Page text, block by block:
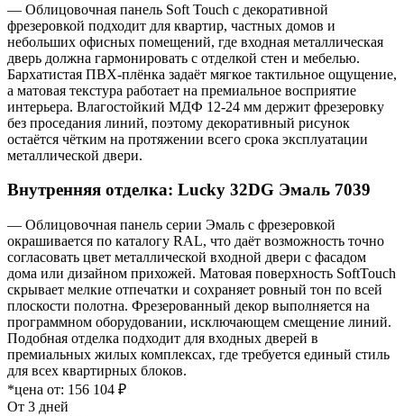
— Облицовочная панель Soft Touch с декоративной
фрезеровкой подходит для квартир, частных домов и
небольших офисных помещений, где входная металлическая
дверь должна гармонировать с отделкой стен и мебелью.
Бархатистая ПВХ-плёнка задаёт мягкое тактильное ощущение,
а матовая текстура работает на премиальное восприятие
интерьера. Влагостойкий МДФ 12-24 мм держит фрезеровку
без проседания линий, поэтому декоративный рисунок
остаётся чётким на протяжении всего срока эксплуатации
металлической двери.
Внутренняя отделка: Lucky 32DG Эмаль 7039
— Облицовочная панель серии Эмаль с фрезеровкой
окрашивается по каталогу RAL, что даёт возможность точно
согласовать цвет металлической входной двери с фасадом
дома или дизайном прихожей. Матовая поверхность SoftTouch
скрывает мелкие отпечатки и сохраняет ровный тон по всей
плоскости полотна. Фрезерованный декор выполняется на
программном оборудовании, исключающем смещение линий.
Подобная отделка подходит для входных дверей в
премиальных жилых комплексах, где требуется единый стиль
для всех квартирных блоков.
*цена от: 156 104 ₽
От 3 дней